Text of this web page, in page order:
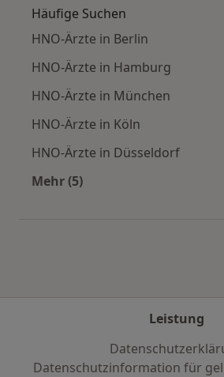
Häufige Suchen
HNO-Ärzte in Berlin
HNO-Ärzte in Hamburg
HNO-Ärzte in München
HNO-Ärzte in Köln
HNO-Ärzte in Düsseldorf
Mehr (5)
Leistung
Datenschutzinformation für